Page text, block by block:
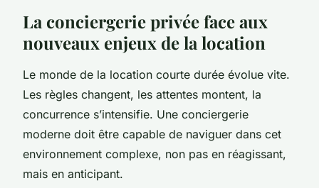
La conciergerie privée face aux
nouveaux enjeux de la location
Le monde de la location courte durée évolue vite.
Les règles changent, les attentes montent, la
concurrence s’intensifie. Une conciergerie
moderne doit être capable de naviguer dans cet
environnement complexe, non pas en réagissant,
mais en anticipant.